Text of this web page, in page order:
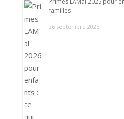
Primes LAMal 2026 pour
familles
26 septembre 2025